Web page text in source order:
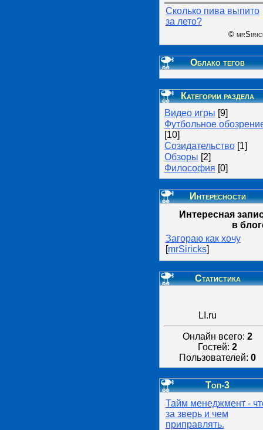
Сколько пива выпито
за лето?
©
Облако тегов
Категории раздела
Видео игры [9]
Футбольное
[10]
Созидательство [1]
Обзоры [2]
Философия [0]
Интересности
Интересная
в
Загораю как хочу
[mrSiricks]
Статистика
LI.ru
Онлайн всего: 2
Гостей: 2
Пользователей: 0
Топ-3
Тайм менеджмент -
за зверь и чем
приправлять.